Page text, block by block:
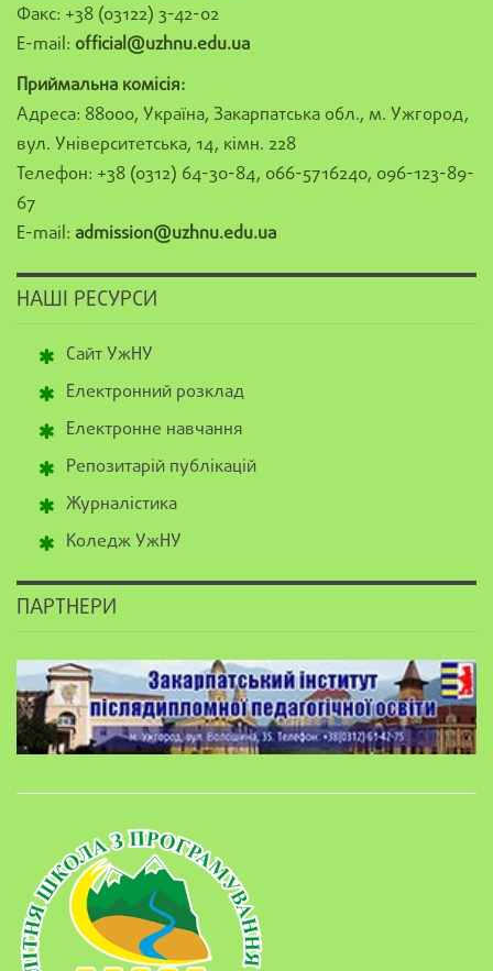
Факс: +38 (03122) 3-42-02
E-mail: official@uzhnu.edu.ua
Приймальна комісія:
Адреса: 88000, Україна, Закарпатська обл., м. Ужгород,
вул. Університетська, 14, кімн. 228
Телефон: +38 (0312) 64-30-84, 066-5716240, 096-123-89-
67
E-mail: admission@uzhnu.edu.ua
НАШІ РЕСУРСИ
Сайт УжНУ
Електронний розклад
Електронне навчання
Репозитарій публікацій
Журналістика
Коледж УжНУ
ПАРТНЕРИ